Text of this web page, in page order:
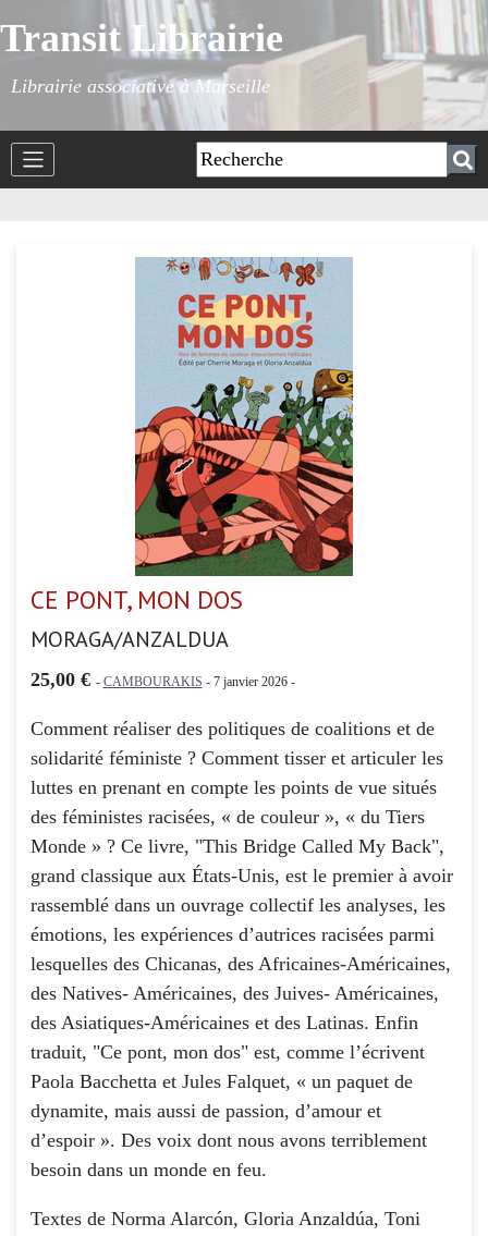
Transit Librairie
Librairie associative à Marseille
CE PONT, MON DOS
MORAGA/ANZALDUA
25,00 € - CAMBOURAKIS - 7 janvier 2026 -
Comment réaliser des politiques de coalitions et de
solidarité féministe ? Comment tisser et articuler les
luttes en prenant en compte les points de vue situés
des féministes racisées, « de couleur », « du Tiers
Monde » ? Ce livre, "This Bridge Called My Back",
grand classique aux États-Unis, est le premier à avoir
rassemblé dans un ouvrage collectif les analyses, les
émotions, les expériences d’autrices racisées parmi
lesquelles des Chicanas, des Africaines-Américaines,
des Natives- Américaines, des Juives- Américaines,
des Asiatiques-Américaines et des Latinas. Enfin
traduit, "Ce pont, mon dos" est, comme l’écrivent
Paola Bacchetta et Jules Falquet, « un paquet de
dynamite, mais aussi de passion, d’amour et
d’espoir ». Des voix dont nous avons terriblement
besoin dans un monde en feu.
Textes de Norma Alarcón, Gloria Anzaldúa, Toni